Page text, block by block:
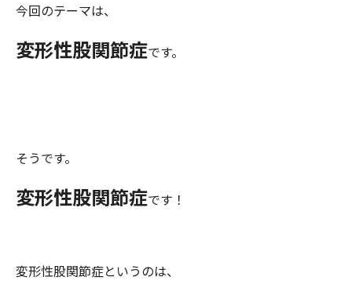
今回のテーマは、
変形性股関節症です。
そうです。
変形性股関節症です！
変形性股関節症というのは、